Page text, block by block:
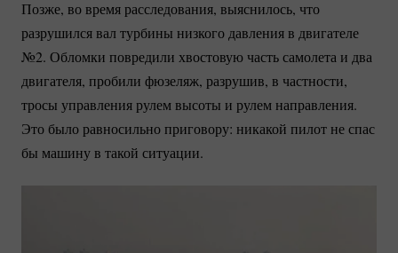
Позже, во время расследования, выяснилось, что
разрушился вал турбины низкого давления в двигателе
№2. Обломки повредили хвостовую часть самолета и два
двигателя, пробили фюзеляж, разрушив, в частности,
тросы управления рулем высоты и рулем направления.
Это было равносильно приговору: никакой пилот не спас
бы машину в такой ситуации.